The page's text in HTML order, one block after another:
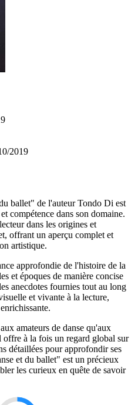
2019
ballet" de l'auteur Tondo Di est
compétence dans son domaine.
dans les origines et
offrant un aperçu complet et
artistique.
approfondie de l'histoire de la
et époques de manière concise
anecdotes fournies tout au long
et vivante à la lecture,
amateurs de danse qu'aux
à la fois un regard global sur
détaillées pour approfondir ses
et du ballet" est un précieux
les curieux en quête de savoir